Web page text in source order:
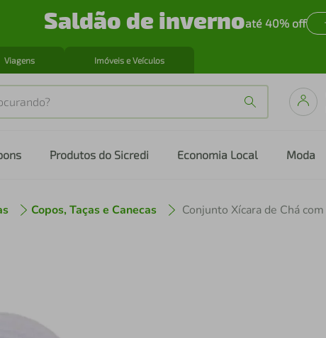
Saldão de invernoaté 40% off
Viagens Imóveis e Veículos
Produtos do Sicredi Economia Local Moda
Copos, Taças e Canecas